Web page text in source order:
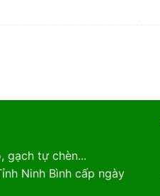
gạch tự chèn...
Ninh Bình cấp ngày